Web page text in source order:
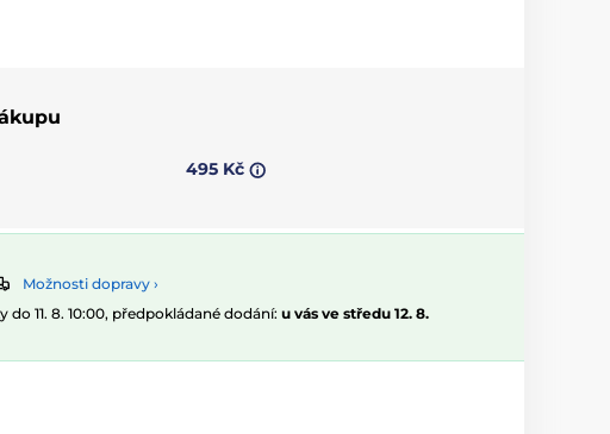
495 Kč
Možnosti dopravy ›
do 11. 8. 10:00, předpokládané dodání: u vás ve středu 12. 8.